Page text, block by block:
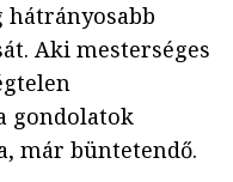
hátrányosabb
Aki mesterséges
gondolatok
már büntetendő.